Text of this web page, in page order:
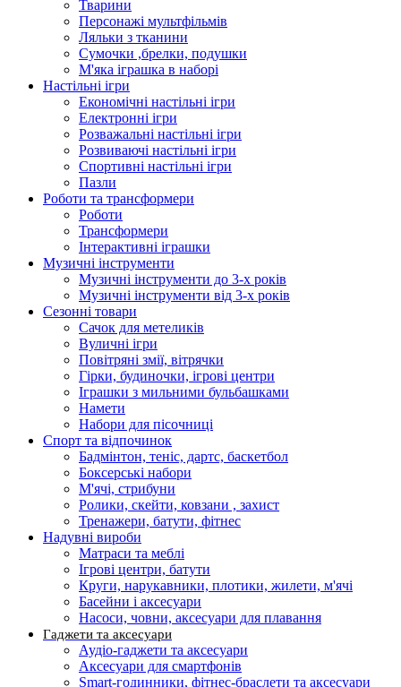
Тварини
Персонажі мультфільмів
Ляльки з тканини
Сумочки ,брелки, подушки
М'яка іграшка в наборі
Настільні ігри
Економічні настільні ігри
Електронні ігри
Розважальні настільні ігри
Розвиваючі настільні ігри
Спортивні настільні ігри
Пазли
Роботи та трансформери
Роботи
Трансформери
Інтерактивні іграшки
Музичні інструменти
Музичні інструменти до 3-х років
Музичні інструменти від 3-х років
Сезонні товари
Сачок для метеликів
Вуличні ігри
Повітряні змії, вітрячки
Гірки, будиночки, ігрові центри
Іграшки з мильними бульбашками
Намети
Набори для пісочниці
Спорт та відпочинок
Бадмінтон, теніс, дартс, баскетбол
Боксерські набори
М'ячі, стрибуни
Ролики, скейти, ковзани , захист
Тренажери, батути, фітнес
Надувні вироби
Матраси та меблі
Ігрові центри, батути
Круги, нарукавники, плотики, жилети, м'ячі
Басейни і аксесуари
Насоси, човни, аксесуари для плавання
Гаджети та аксесуари
Аудіо-гаджети та аксесуари
Аксесуари для смартфонів
Smart-годинники, фітнес-браслети та аксесуари